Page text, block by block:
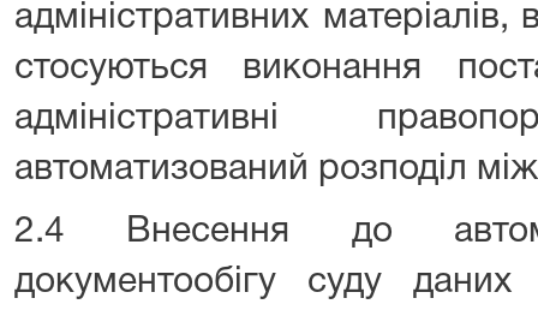
адміністративних
стосуються виконання
адміністративні
автоматизований розподіл
2.4 Внесення до
документообігу суду